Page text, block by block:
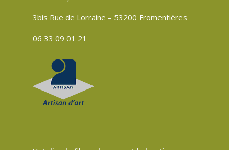
3bis Rue de Lorraine – 53200 Fromentières
06 33 09 01 21